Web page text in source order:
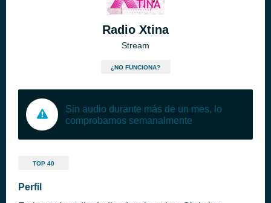
Radio Xtina
Stream
¿NO FUNCIONA?
Sin audio durante más de un mes, lo
comprobamos semanalmente
TOP 40
Perfil